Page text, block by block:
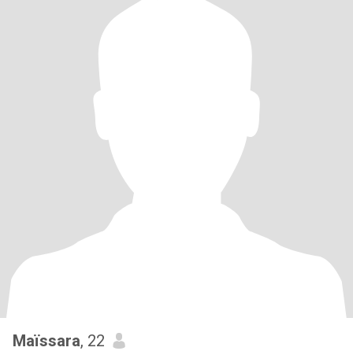
Maïssara, 22